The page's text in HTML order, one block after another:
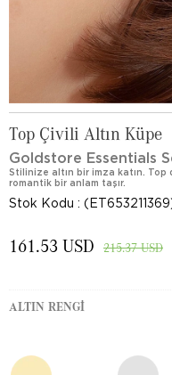
Top Çivili Altın Küpe
Goldstore Essentials
Stilinize altın bir imza katın. Top
romantik bir anlam taşır.
Stok Kodu
215.37 USD
161.53 USD
ALTIN RENGI